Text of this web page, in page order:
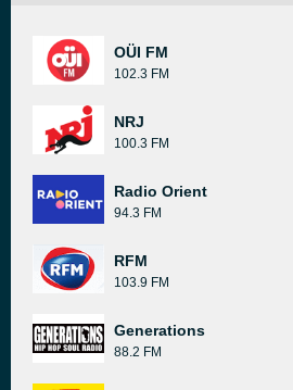
OÜI FM
102.3 FM
NRJ
100.3 FM
Radio Orient
94.3 FM
RFM
103.9 FM
Generations
88.2 FM